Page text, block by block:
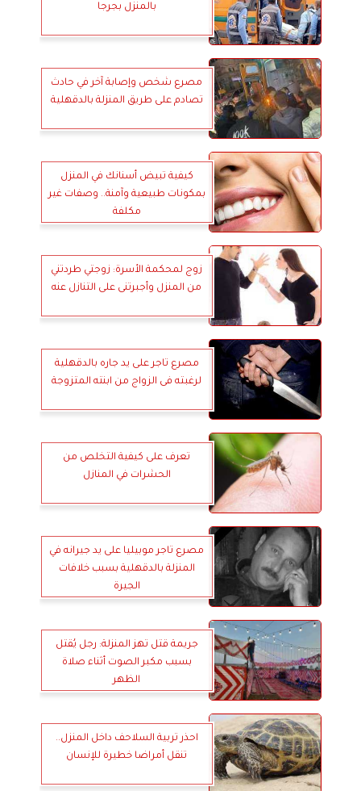
بالمنزل بجرجا
مصرع شخص وإصابة آخر في حادث
تصادم على طريق المنزلة بالدقهلية
كيفية تبيض أسنانك في المنزل
بمكونات طبيعية وآمنة.. وصفات غير
مكلفة
زوج لمحكمة الأسرة: زوجتي طردتني
من المنزل وأجبرتنى على التنازل عنه
مصرع تاجر على يد جاره بالدقهلية
لرغبته فى الزواج من ابنته المتزوجة
تعرف على كيفية التخلص من
الحشرات في المنازل
مصرع تاجر موبيليا على يد جيرانه في
المنزلة بالدقهلية بسبب خلافات
الجيرة
جريمة قتل تهز المنزلة: رجل يُقتل
بسبب مكبر الصوت أثناء صلاة
الظهر
احذر تربية السلاحف داخل المنزل..
تنقل أمراضا خطيرة للإنسان